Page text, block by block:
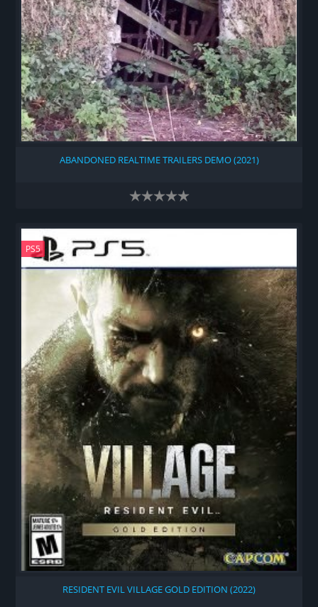
ABANDONED REALTIME TRAILERS DEMO (2021)
PS5
RESIDENT EVIL VILLAGE GOLD EDITION (2022)